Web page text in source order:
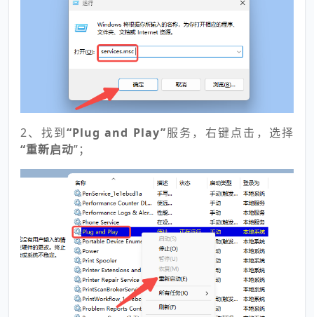
2、找到“Plug and Play”服务，右键点击，选择
“重新启动”；